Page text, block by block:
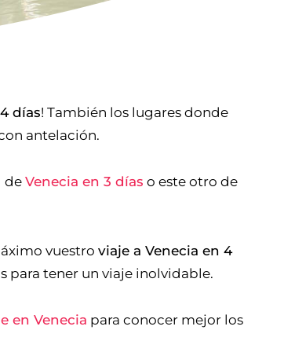
días! También los lugares donde
antelación.
deVenecia en 3 días o este otro de
vuestroviaje a Venecia en 4
para tener un viaje inolvidable.
en Venecia para conocer mejor los